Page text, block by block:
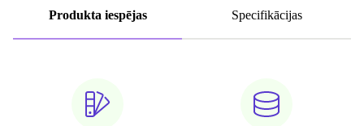
Produkta iespējas Specifikācijas